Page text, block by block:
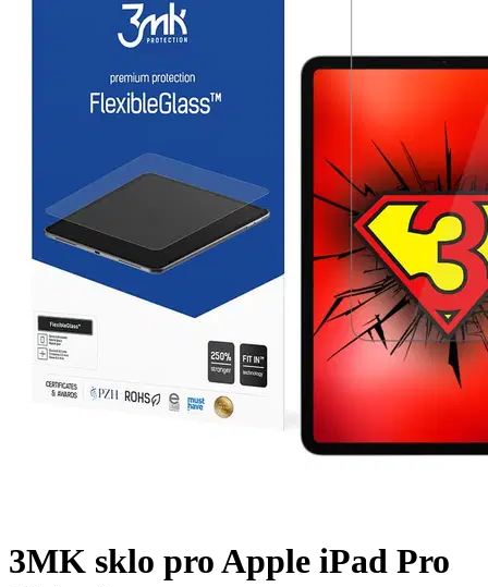
3MK sklo pro Apple iPad Pro